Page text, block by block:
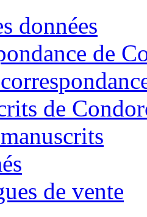
données
de
de
de vente